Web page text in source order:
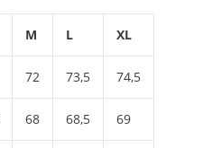
M L XL
72 73,5 74,5
68 68,5 69